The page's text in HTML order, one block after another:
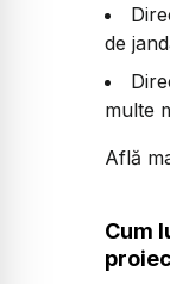
de
multe
Află
Cum